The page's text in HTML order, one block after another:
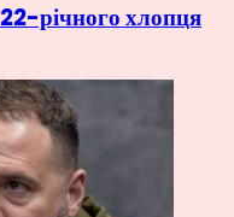
річного хлопця